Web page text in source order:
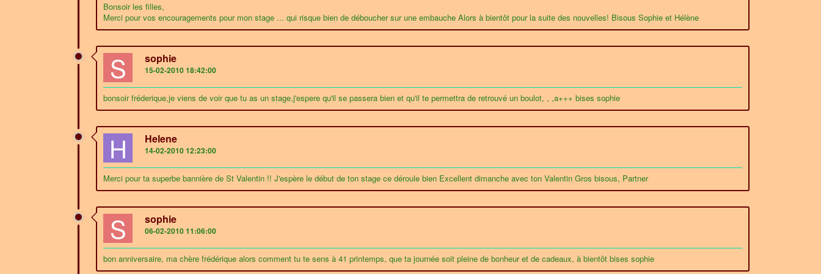
Bonsoir les filles,
Merci pour vos encouragements pour mon stage ... qui risque bien de déboucher sur une embauche Alors à bientôt pour la suite des nouvelles! Bisous Sophie et Hélène
S sophie
15-02-2010 18:42:00
bonsoir fréderique,je viens de voir que tu as un stage,j'espere qu'il se passera bien et qu'il te permettra de retrouvé un boulot, , ,a+++ bises sophie
H Helene
14-02-2010 12:23:00
Merci pour ta superbe bannière de St Valentin !! J'espère le début de ton stage ce déroule bien Excellent dimanche avec ton Valentin Gros bisous, Partner
S sophie
06-02-2010 11:06:00
bon anniversaire, ma chère frédérique alors comment tu te sens à 41 printemps, que ta journée soit pleine de bonheur et de cadeaux, à bientôt bises sophie